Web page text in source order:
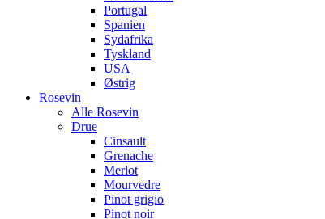
Portugal
Spanien
Sydafrika
Tyskland
USA
Østrig
Rosevin
Alle Rosevin
Drue
Cinsault
Grenache
Merlot
Mourvedre
Pinot grigio
Pinot noir